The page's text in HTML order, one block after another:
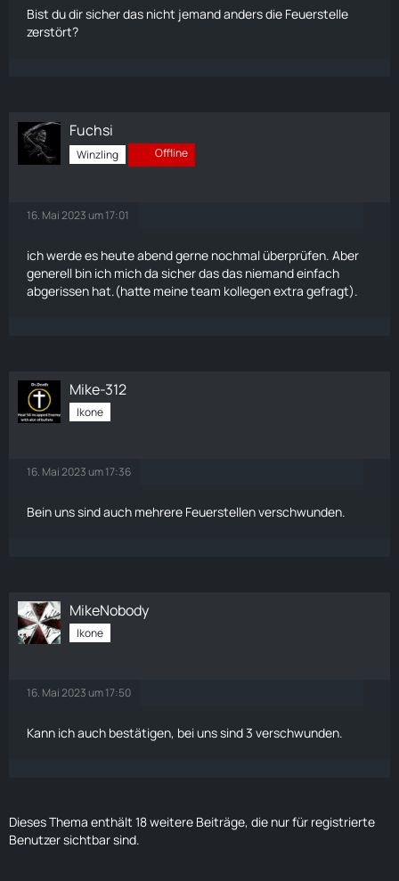
Bist du dir sicher das nicht jemand anders die Feuerstelle
zerstört?
Fuchsi
Winzling Offline
16. Mai 2023 um 17:01
ich werde es heute abend gerne nochmal überprüfen. Aber
generell bin ich mich da sicher das das niemand einfach
abgerissen hat.(hatte meine team kollegen extra gefragt).
Mike-312
Ikone
16. Mai 2023 um 17:36
Bein uns sind auch mehrere Feuerstellen verschwunden.
MikeNobody
Ikone
16. Mai 2023 um 17:50
Kann ich auch bestätigen, bei uns sind 3 verschwunden.
Dieses Thema enthält 18 weitere Beiträge, die nur für registrierte
Benutzer sichtbar sind.